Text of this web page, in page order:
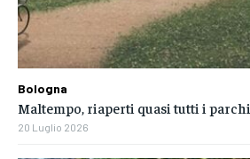
Bologna
Maltempo, riaperti quasi tutti i parchi
20 Luglio 2026